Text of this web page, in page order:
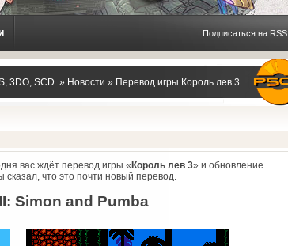
Подписаться на RSS
3DO, SCD. » Новости » Перевод игры Король лев 3
вас ждёт перевод игры « Король лев 3» и обновление
сказал, что это почти новый перевод.
Simon and Pumba